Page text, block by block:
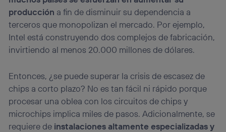
producción a fin de disminuir su dependencia a
terceros que monopolizan el mercado. Por ejemplo,
Intel está construyendo dos complejos de fabricación,
invirtiendo al menos 20.000 millones de dólares.
Entonces, ¿se puede superar la crisis de escasez de
chips a corto plazo? No es tan fácil ni rápido porque
procesar una oblea con los circuitos de chips y
microchips implica miles de pasos. Adicionalmente, se
requiere de instalaciones altamente especializadas y